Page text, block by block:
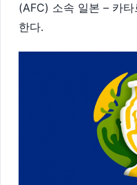
(AFC) 소속 일본 – 카
한다.